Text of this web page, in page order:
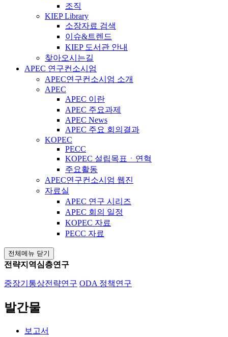
조직
KIEP Library
소장자료 검색
이슈&트렌드
KIEP 도서관 안내
찾아오시는길
APEC 연구컨소시엄
APEC연구컨소시엄 소개
APEC
APEC 이란
APEC 주요과제
APEC News
APEC 주요 회의결과
KOPEC
PECC
KOPEC 설립목표ㆍ연혁
주요활동
APEC연구컨소시엄 웹진
자료실
APEC 연구 시리즈
APEC 회의 일정
KOPEC 자료
PECC 자료
전체메뉴 닫기
전략지역심층연구
중장기통상전략연구 ODA 정책연구
발간물
보고서